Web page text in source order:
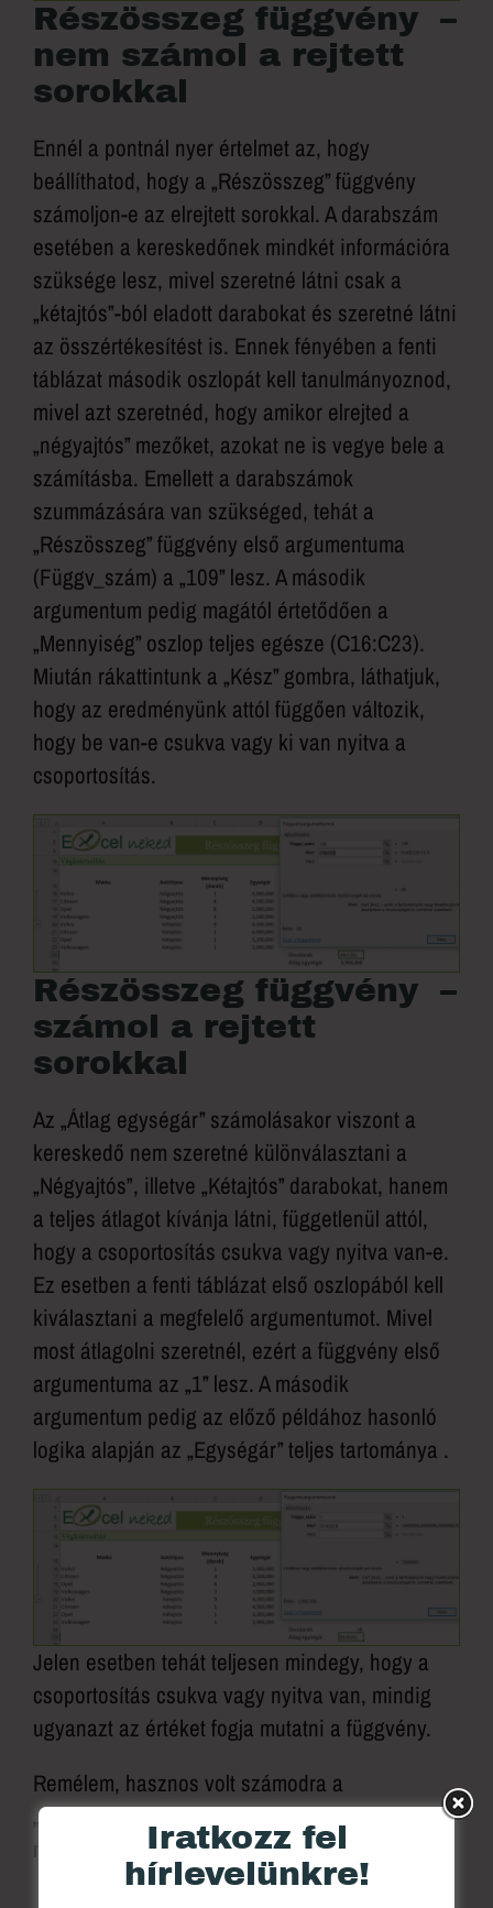
Részösszeg függvény –
nem számol a rejtett
sorokkal
Ennél a pontnál nyer értelmet az, hogy
beállíthatod, hogy a „Részösszeg” függvény
számoljon-e az elrejtett sorokkal. A darabszám
esetében a kereskedőnek mindkét információra
szüksége lesz, mivel szeretné látni csak a
„kétajtós”-ból eladott darabokat és szeretné látni
az összértékesítést is. Ennek fényében a fenti
táblázat második oszlopát kell tanulmányoznod,
mivel azt szeretnéd, hogy amikor elrejted a
„négyajtós” mezőket, azokat ne is vegye bele a
számításba. Emellett a darabszámok
szummázására van szükséged, tehát a
„Részösszeg” függvény első argumentuma
(Függv_szám) a „109” lesz. A második
argumentum pedig magától értetődően a
„Mennyiség” oszlop teljes egésze (C16:C23).
Miután rákattintunk a „Kész” gombra, láthatjuk,
hogy az eredményünk attól függően változik,
hogy be van-e csukva vagy ki van nyitva a
csoportosítás.
Részösszeg függvény –
számol a rejtett
sorokkal
Az „Átlag egységár” számolásakor viszont a
kereskedő nem szeretné különválasztani a
„Négyajtós”, illetve „Kétajtós” darabokat, hanem
a teljes átlagot kívánja látni, függetlenül attól,
hogy a csoportosítás csukva vagy nyitva van-e.
Ez esetben a fenti táblázat első oszlopából kell
kiválasztani a megfelelő argumentumot. Mivel
most átlagolni szeretnél, ezért a függvény első
argumentuma az „1” lesz. A második
argumentum pedig az előző példához hasonló
logika alapján az „Egységár” teljes tartománya .
Jelen esetben tehát teljesen mindegy, hogy a
csoportosítás csukva vagy nyitva van, mindig
ugyanazt az értéket fogja mutatni a függvény.
Remélem, hasznos volt számodra a
„Részösszeg” függvény és a tanultakat
megosztod másokkal is. :)
Iratkozz fel
hírlevelünkre!